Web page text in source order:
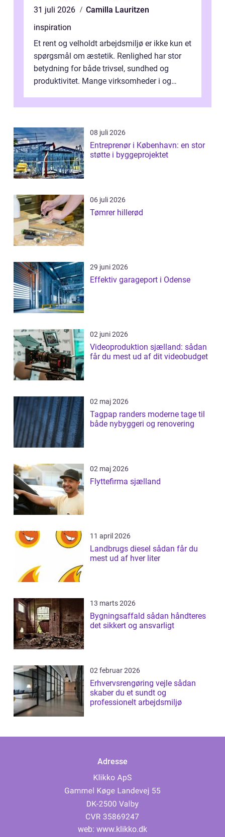
31 juli 2026
Camilla Lauritzen
inspiration
Et rent og velholdt arbejdsmiljø er ikke kun et
spørgsmål om æstetik. Renlighed har stor
betydning for både trivsel, sundhed og
produktivitet. Mange virksomheder i og
08 juli 2026
Entreprenør i København: en stor
støtte i byggeprojektet
06 juli 2026
Tømrer hillerød
29 juni 2026
Effektiv garageport i Odense
02 juni 2026
Videoproduktion sjælland: sådan
får du mest ud af dit videobudget
02 maj 2026
Tagpap randers moderne tage til
både nybyggeri og renovering
02 maj 2026
Flyttefirma sjælland
11 april 2026
Landbrugs diesel sådan får du
mest ud af hver liter
13 marts 2026
Bygningsaffald sådan håndteres
det sikkert og ansvarligt
02 februar 2026
Erhvervsrengøring vejle sådan
skaber du et sundt og
professionelt arbejdsmiljø
Adresse
web: www.klikko.dk